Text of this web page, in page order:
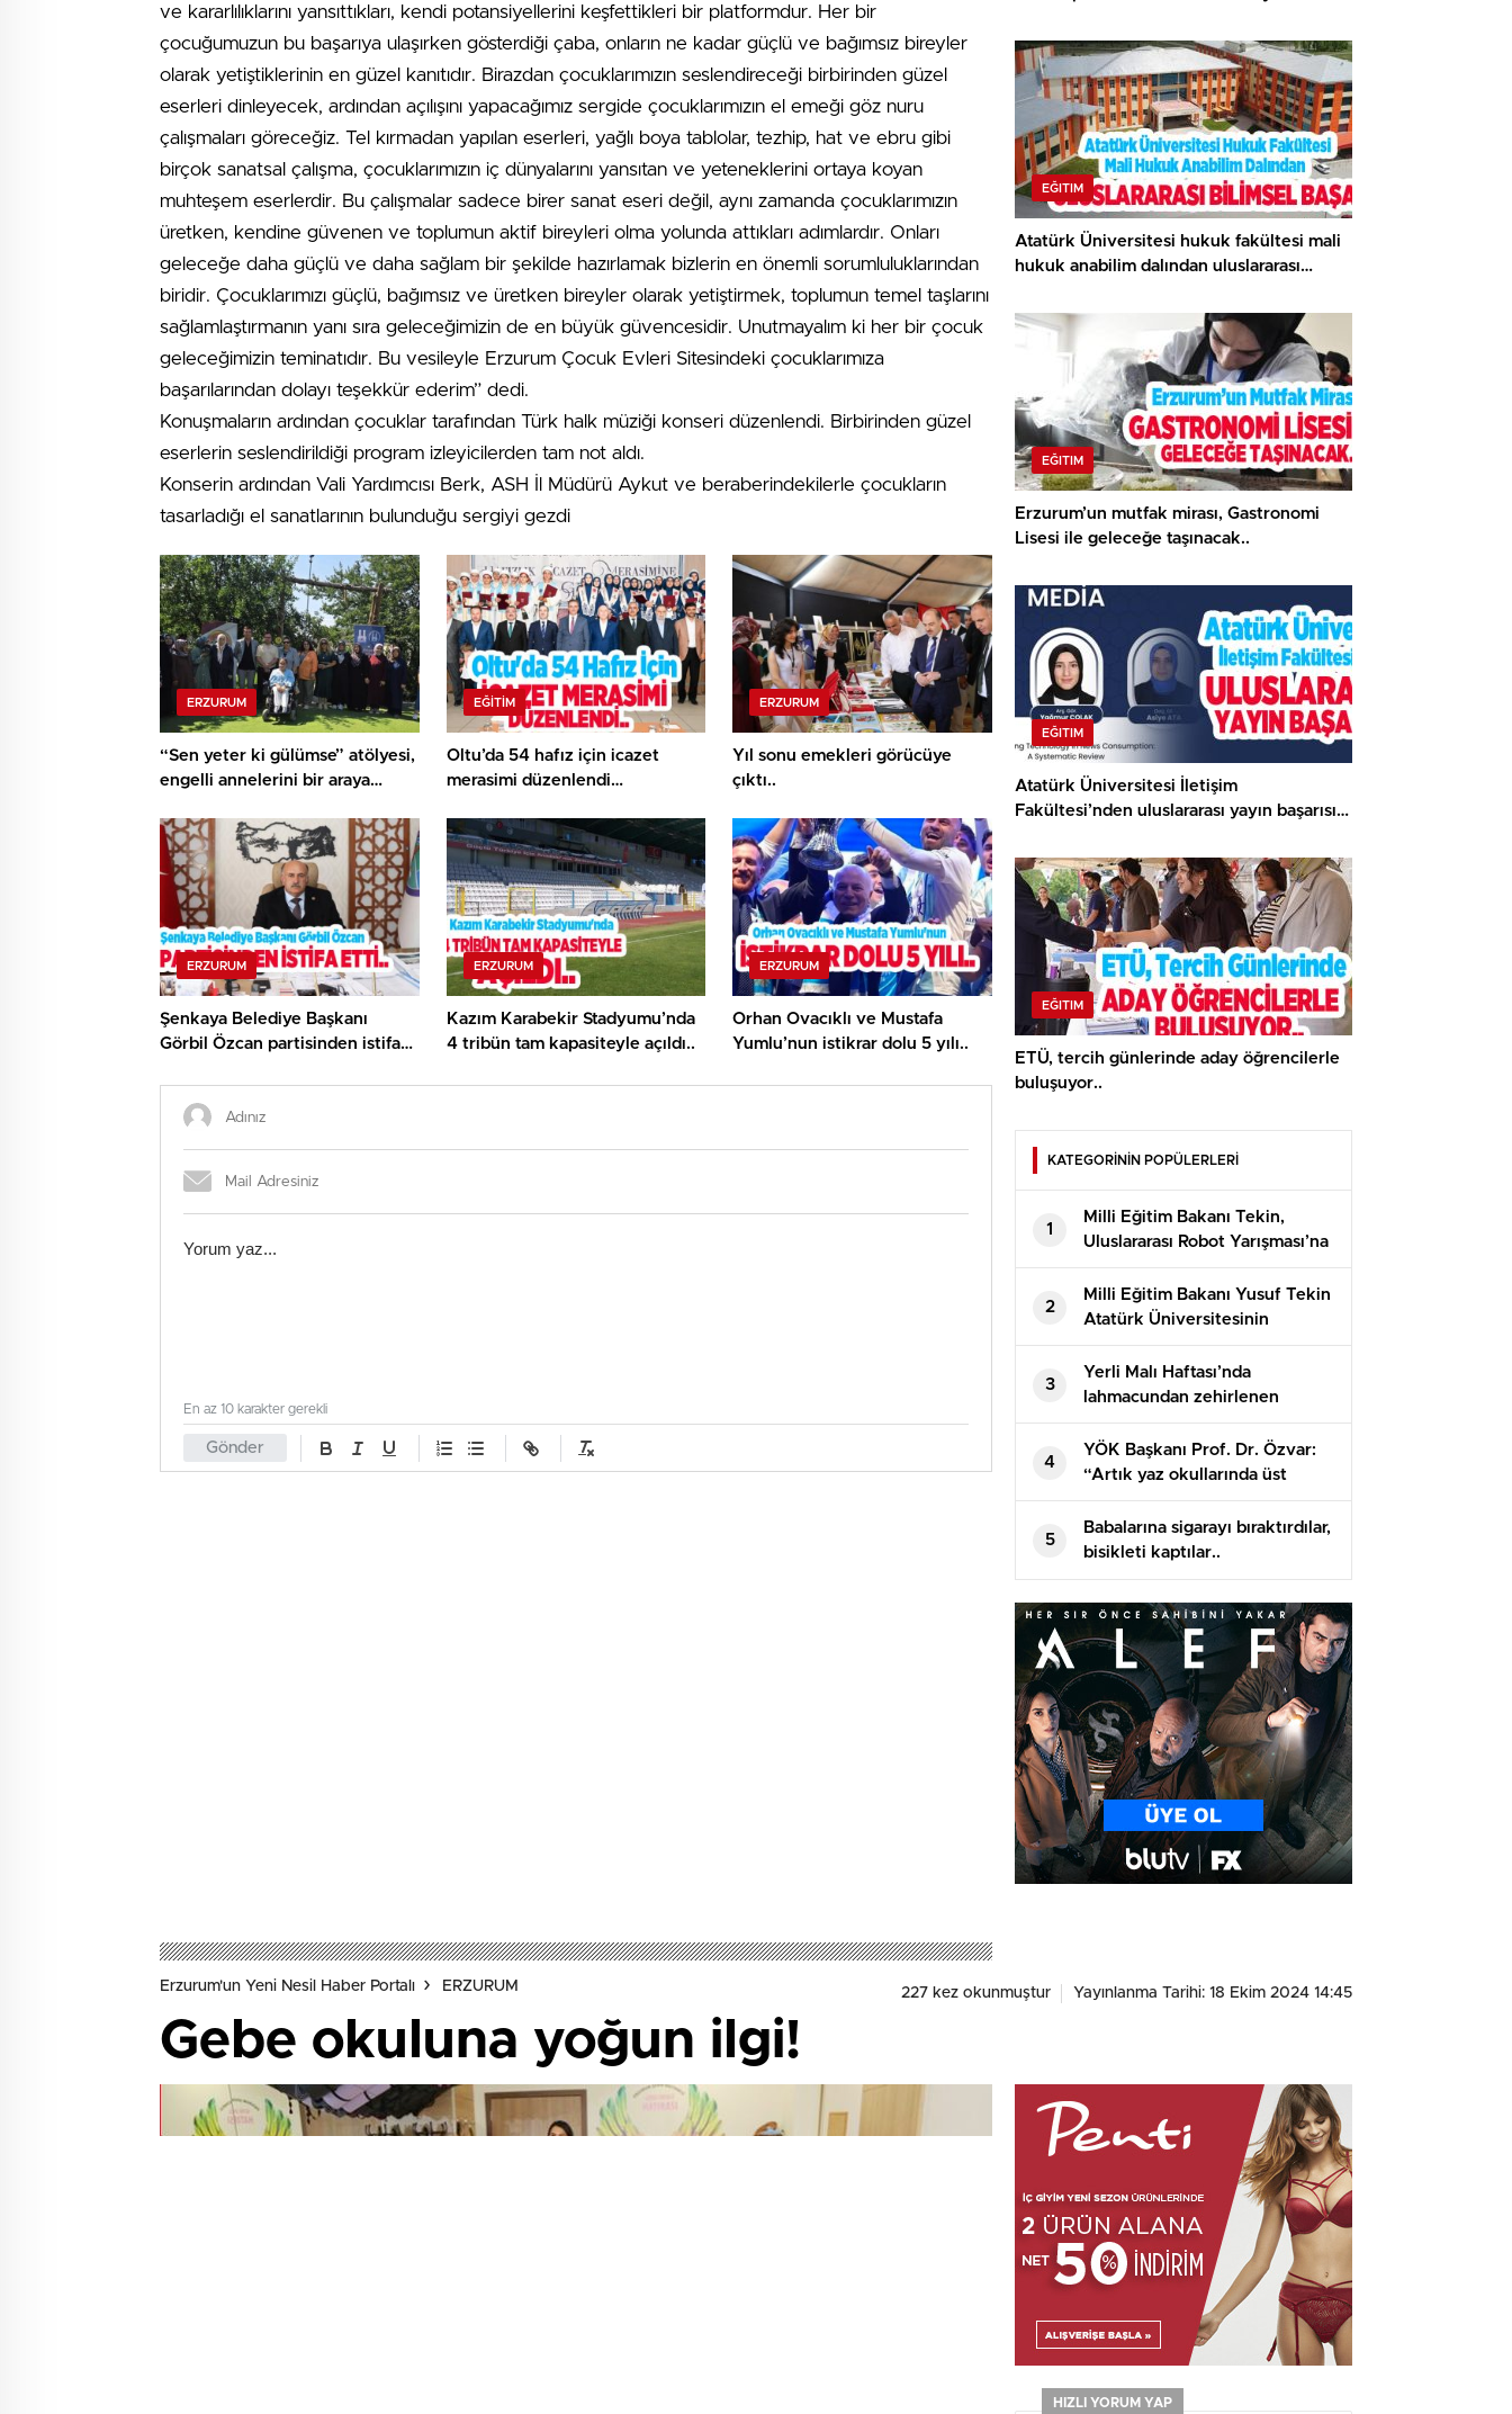
ve kararlılıklarını yansıttıkları, kendi potansiyellerini keşfettikleri bir platformdur. Her bir
çocuğumuzun bu başarıya ulaşırken gösterdiği çaba, onların ne kadar güçlü ve bağımsız bireyler
olarak yetiştiklerinin en güzel kanıtıdır. Birazdan çocuklarımızın seslendireceği birbirinden güzel
eserleri dinleyecek, ardından açılışını yapacağımız sergide çocuklarımızın el emeği göz nuru
çalışmaları göreceğiz. Tel kırmadan yapılan eserleri, yağlı boya tablolar, tezhip, hat ve ebru gibi
birçok sanatsal çalışma, çocuklarımızın iç dünyalarını yansıtan ve yeteneklerini ortaya koyan
muhteşem eserlerdir. Bu çalışmalar sadece birer sanat eseri değil, aynı zamanda çocuklarımızın
üretken, kendine güvenen ve toplumun aktif bireyleri olma yolunda attıkları adımlardır. Onları
geleceğe daha güçlü ve daha sağlam bir şekilde hazırlamak bizlerin en önemli sorumluluklarından
biridir. Çocuklarımızı güçlü, bağımsız ve üretken bireyler olarak yetiştirmek, toplumun temel taşlarını
sağlamlaştırmanın yanı sıra geleceğimizin de en büyük güvencesidir. Unutmayalım ki her bir çocuk
geleceğimizin teminatıdır. Bu vesileyle Erzurum Çocuk Evleri Sitesindeki çocuklarımıza
başarılarından dolayı teşekkür ederim” dedi.
Konuşmaların ardından çocuklar tarafından Türk halk müziği konseri düzenlendi. Birbirinden güzel
eserlerin seslendirildiği program izleyicilerden tam not aldı.
Konserin ardından Vali Yardımcısı Berk, ASH İl Müdürü Aykut ve beraberindekilerle çocukların
tasarladığı el sanatlarının bulunduğu sergiyi gezdi
ERZURUM
“Sen yeter ki gülümse” atölyesi,
engelli annelerini bir araya
EĞITIM
Oltu’da 54 hafız için icazet
merasimi düzenlendi…
ERZURUM
Yıl sonu emekleri görücüye
çıktı..
ERZURUM
Şenkaya Belediye Başkanı
Görbil Özcan partisinden istifa
ERZURUM
Kazım Karabekir Stadyumu’nda
4 tribün tam kapasiteyle açıldı..
ERZURUM
Orhan Ovacıklı ve Mustafa
Yumlu’nun istikrar dolu 5 yılı..
Gönder
En az 10 karakter gerekli
EĞITIM
Atatürk Üniversitesi hukuk fakültesi mali
hukuk anabilim dalından uluslararası
EĞITIM
Erzurum’un mutfak mirası, Gastronomi
Lisesi ile geleceğe taşınacak..
EĞITIM
Atatürk Üniversitesi İletişim
Fakültesi’nden uluslararası yayın başarısı…
EĞITIM
ETÜ, tercih günlerinde aday öğrencilerle
buluşuyor..
KATEGORİNİN POPÜLERLERİ
1
Milli Eğitim Bakanı Tekin,
Uluslararası Robot Yarışması’na
katılan öğrencilerle bir araya
geldi
2
Milli Eğitim Bakanı Yusuf Tekin
Atatürk Üniversitesinin
akademik yılı açılış töreninde
konuştu
3
Yerli Malı Haftası’nda
lahmacundan zehirlenen
öğrenciler hastaneye kaldırıldı!
4
YÖK Başkanı Prof. Dr. Özvar:
“Artık yaz okullarında üst
sınıflardan da ders alınabilmeli”
5
Babalarına sigarayı bıraktırdılar,
bisikleti kaptılar..
Erzurum'un Yeni Nesil Haber Portalı ERZURUM 227 kez okunmuştur Yayınlanma Tarihi: 18 Ekim 2024 14:45
Gebe okuluna yoğun ilgi!
HIZLI YORUM YAP